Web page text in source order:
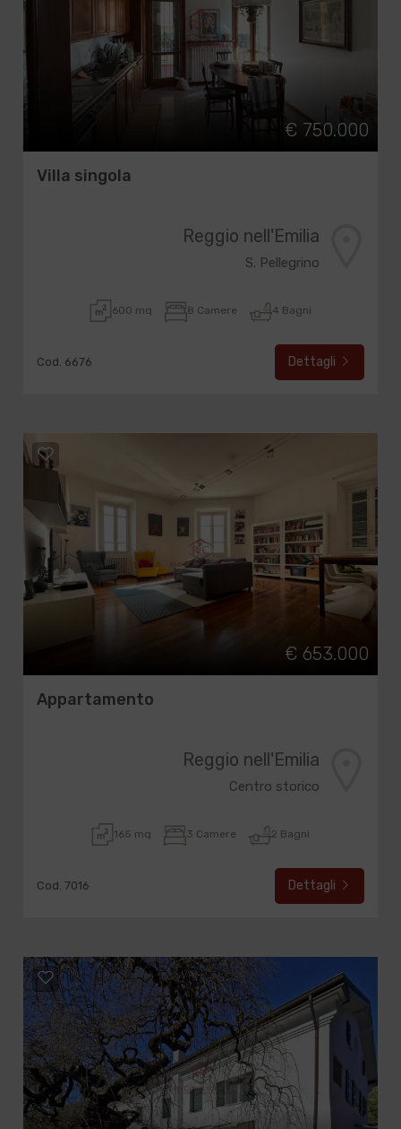
€ 750.000
Villa singola
Reggio nell'Emilia
S. Pellegrino
600 mq 8 Camere 4 Bagni
Cod. 6676 Dettagli
€ 653.000
Appartamento
Reggio nell'Emilia
Centro storico
165 mq 3 Camere 2 Bagni
Cod. 7016 Dettagli